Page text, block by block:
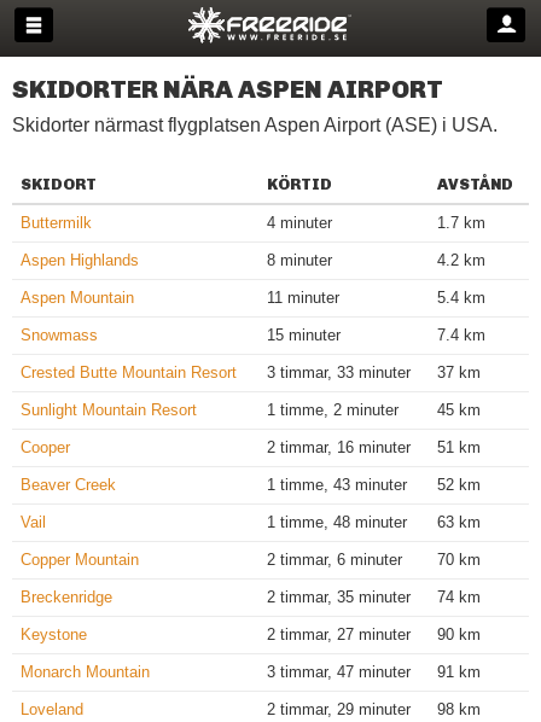
SKIDORTER NÄRA ASPEN AIRPORT
Skidorter närmast flygplatsen Aspen Airport (ASE) i USA.
SKIDORT KÖRTID AVSTÅND
Buttermilk 4 minuter 1.7 km
Aspen Highlands 8 minuter 4.2 km
Aspen Mountain 11 minuter 5.4 km
Snowmass 15 minuter 7.4 km
Crested Butte Mountain Resort 3 timmar, 33 minuter 37 km
Sunlight Mountain Resort 1 timme, 2 minuter 45 km
Cooper 2 timmar, 16 minuter 51 km
Beaver Creek 1 timme, 43 minuter 52 km
Vail 1 timme, 48 minuter 63 km
Copper Mountain 2 timmar, 6 minuter 70 km
Breckenridge 2 timmar, 35 minuter 74 km
Keystone 2 timmar, 27 minuter 90 km
Monarch Mountain 3 timmar, 47 minuter 91 km
Loveland 2 timmar, 29 minuter 98 km